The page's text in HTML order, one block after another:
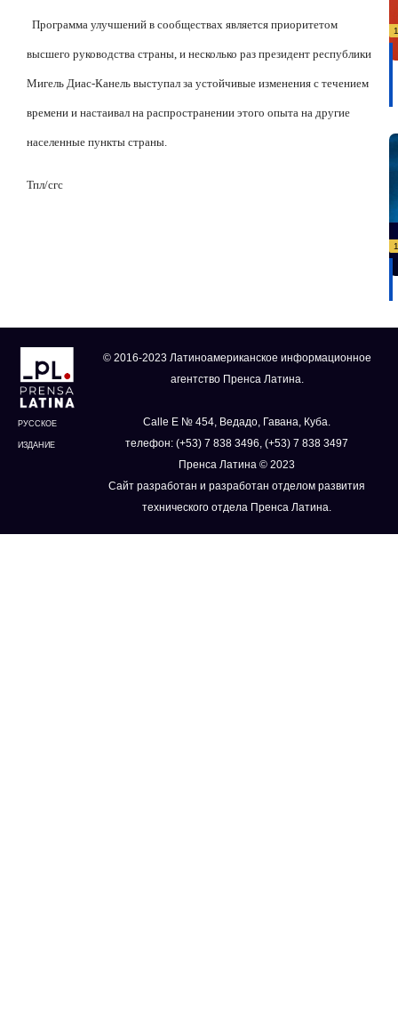
Программа улучшений в сообществах является приоритетом
высшего руководства страны, и несколько раз президент республики
Мигель Диас-Канель выступал за устойчивые изменения с течением
времени и настаивал на распространении этого опыта на другие
населенные пункты страны.
Тпл/сгс
РУССКОЕ
ИЗДАНИЕ
© 2016-2023 Латиноамериканское информационное
агентство Пренса Латина.
Calle E № 454, Ведадо, Гавана, Куба.
телефон: (+53) 7 838 3496, (+53) 7 838 3497
Пренса Латина © 2023
Сайт разработан и разработан отделом развития
технического отдела Пренса Латина.